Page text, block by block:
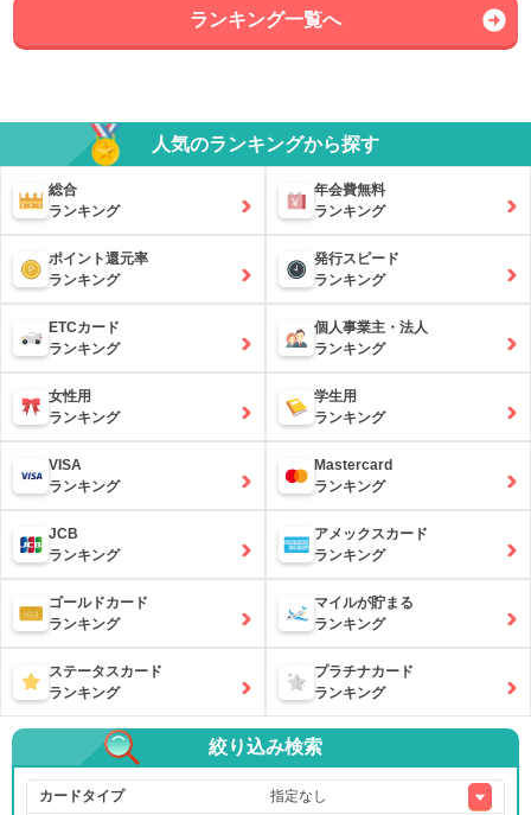
ランキング一覧へ
人気のランキングから探す
総合
ランキング
年会費無料
ランキング
ポイント還元率
ランキング
発行スピード
ランキング
ETCカード
ランキング
個人事業主・法人
ランキング
女性用
ランキング
学生用
ランキング
VISA
ランキング
Mastercard
ランキング
JCB
ランキング
アメックスカード
ランキング
ゴールドカード
ランキング
マイルが貯まる
ランキング
ステータスカード
ランキング
プラチナカード
ランキング
絞り込み検索
カードタイプ